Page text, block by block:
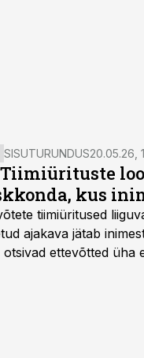
SISUTURUNDUS20.05.26,
Tiimiürituste
kus
tiimiüritused
ajakava jätab
otsivad ettevõtted üha